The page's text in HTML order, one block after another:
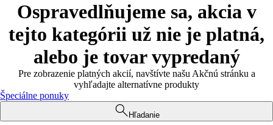
Ospravedlňujeme sa, akcia v
tejto kategórii už nie je platná,
alebo je tovar vypredaný
Pre zobrazenie platných akcií, navštívte našu Akčnú stránku a
vyhľadajte alternatívne produkty
Špeciálne ponuky
Hľadanie